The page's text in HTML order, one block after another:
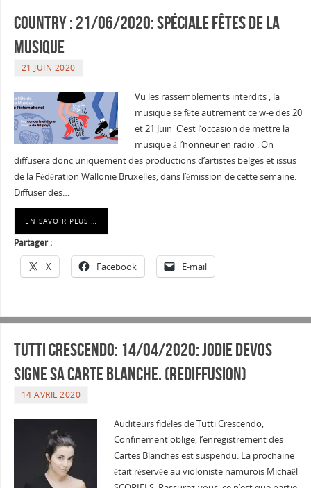
Country : 21/06/2020: Spéciale Fêtes de la
Musique
21 JUIN 2020
Vu les rassemblements interdits , la
musique se fête autrement ce w-e des 20
et 21 Juin C’est l’occasion de mettre la
musique à l’honneur en radio . On
diffusera donc uniquement des productions d’artistes belges et issus
de la Fédération Wallonie Bruxelles, dans l’émission de cette semaine.
Diffuser des…
EN SAVOIR PLUS …
Partager :
X Facebook E-mail
Tutti Crescendo: 14/04/2020: JODIE DEVOS
signe sa CARTE BLANCHE. (rediffusion)
14 AVRIL 2020
Auditeurs fidèles de Tutti Crescendo,
Confinement oblige, l’enregistrement des
Cartes Blanches est suspendu. La prochaine
était réservée au violoniste namurois Michaël